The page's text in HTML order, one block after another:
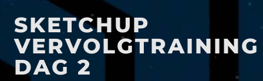
SKETCHUP
VERVOLGTRAINING
DAG 2